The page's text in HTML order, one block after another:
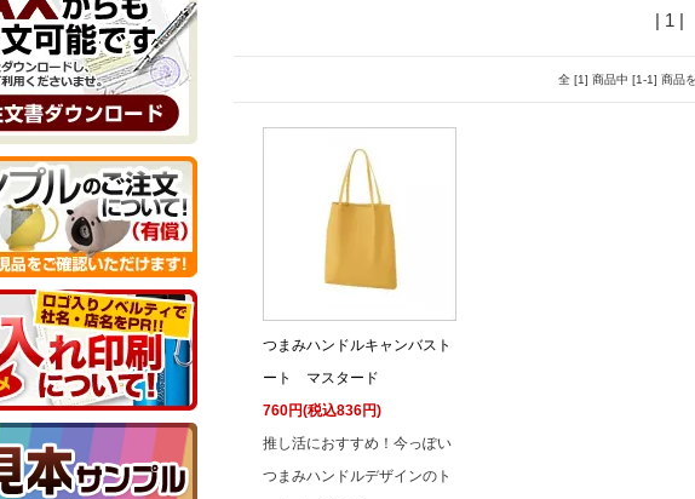
| 1 |
全 [1] 商品中 [1-1] 商品
つまみハンドルキャンバスト
ート マスタード
760円(税込836円)
推し活におすすめ！今っぽい
つまみハンドルデザインのト